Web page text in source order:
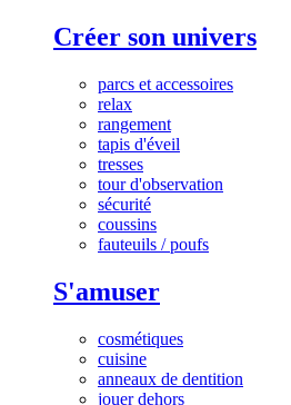
Créer son univers
parcs et accessoires
relax
rangement
tapis d'éveil
tresses
tour d'observation
sécurité
coussins
fauteuils / poufs
S'amuser
cosmétiques
cuisine
anneaux de dentition
jouer dehors